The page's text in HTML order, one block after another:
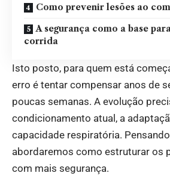
Como prevenir lesões ao
A segurança como a base
corrida
Isto posto, para quem está
erro é tentar compensar anos de
poucas semanas. A evolução
condicionamento atual, a
capacidade respiratória.
abordaremos como estruturar os
com mais segurança.